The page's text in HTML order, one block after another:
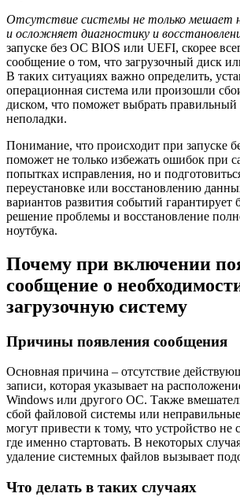
Отсутствие системы не только мешает
и осложняет диагностику и
запуске без ОС BIOS или UEFI, скорее
сообщение о том, что загрузочный диск
В таких ситуациях важно определить,
операционная система или произошли
диском, что поможет выбрать правильный
неполадки.
Понимание, что происходит при запуске
поможет не только избежать ошибок при
попытках исправления, но и
переустановке или восстановлению
вариантов развития событий гарантирует
решение проблемы и восстановление
ноутбука.
Почему при включении
сообщение о
загрузочную систему
Причины появления сообщения
Основная причина – отсутствие
записи, которая указывает на
Windows или другого ОС. Также
сбой файловой системы или
могут привести к тому, что устройство не
где именно стартовать. В некоторых
удаление системных файлов вызывает
Что делать в таких случаях